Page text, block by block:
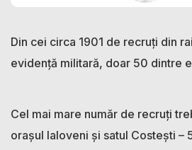
Din cei circa 1901 de recruți din
evidență militară, doar 50 dintre
Cel mai mare număr de recruți
orașul Ialoveni și satul Costești –